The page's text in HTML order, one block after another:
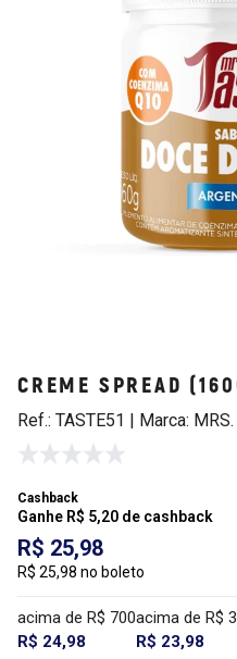
CREME SPREAD
Ref.: TASTE51 | Marca: MRS.
Cashback
Ganhe R$ 5,20 de cashback
R$ 25,98
R$ 25,98 no boleto
acima de R$ 700
R$ 24,98
acima de R$
R$ 23,98